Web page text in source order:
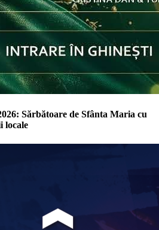
Sărbătoare de Sfânta Maria cu
locale